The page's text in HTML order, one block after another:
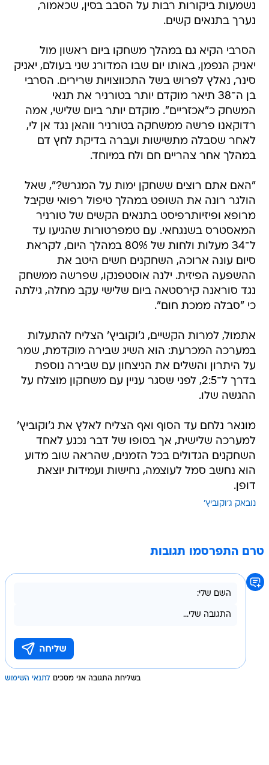
נשמעות ביקורות רבות על הסבב בסין, שכאמור,
נערך בתנאים קשים.
הסרבי הקיא גם במהלך משחקו ביום ראשון מול
יאניק הנפמן, באותו יום שבו המדורג שני בעולם, יאניק
סינר, נאלץ לפרוש בשל התכווצויות שרירים. הסרבי
בן ה־38 תיאר מוקדם יותר בטורניר את תנאי
המשחק כ"אכזריים". מוקדם יותר ביום שלישי, אמה
רדוקאנו פרשה ממשחקה בטורניר ווהאן נגד אן לי,
לאחר שסבלה מתשישות ועברה בדיקת לחץ דם
במהלך אחר צהריים חם ולח במיוחד.
"האם אתם רוצים ששחקן ימות על המגרש?", שאל
הולגר רונה את השופט במהלך טיפול רפואי שקיבל
מרופא ופיזיותרפיסט בתנאים הקשים של טורניר
המאסטרס בשנגחאי. עם טמפרטורות שהגיעו עד
ל־34 מעלות ולחות של 80% במהלך היום, לקראת
סיום עונה ארוכה, השחקנים חשים היטב את
ההשפעה הפיזית. ילנה אוסטפנקו, שפרשה ממשחק
נגד סוראנה קירסטאה ביום שלישי עקב מחלה, גילתה
כי "סבלה ממכת חום".
אתמול, למרות הקשיים, ג'וקוביץ' הצליח להתעלות
במערכה המכרעת: הוא השיג שבירה מוקדמת, שמר
על היתרון והשלים את הניצחון עם שבירה נוספת
בדרך ל־2:5, לפני שסגר עניין עם משחקון מוצלח על
ההגשה שלו.
מונאר נלחם עד הסוף ואף הצליח לאלץ את ג'וקוביץ'
למערכה שלישית, אך בסופו של דבר נכנע לאחד
השחקנים הגדולים בכל הזמנים, שהראה שוב מדוע
הוא נחשב סמל לעוצמה, נחישות ועמידות יוצאת
דופן.
נובאק ג'וקוביץ'
טרם התפרסמו תגובות
בשליחת התגובה אני מסכים לתנאי השימוש